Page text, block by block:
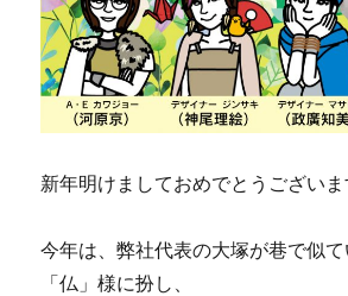
新年明けましておめでとうございま
今年は、弊社代表の大塚が巷で似
「仏」様に扮し、